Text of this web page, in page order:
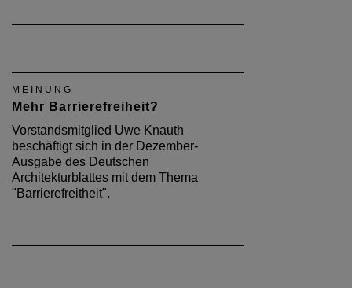
MEINUNG
Mehr Barrierefreiheit?
Vorstandsmitglied Uwe Knauth
beschäftigt sich in der Dezember-
Ausgabe des Deutschen
Architekturblattes mit dem Thema
"Barrierefreitheit".